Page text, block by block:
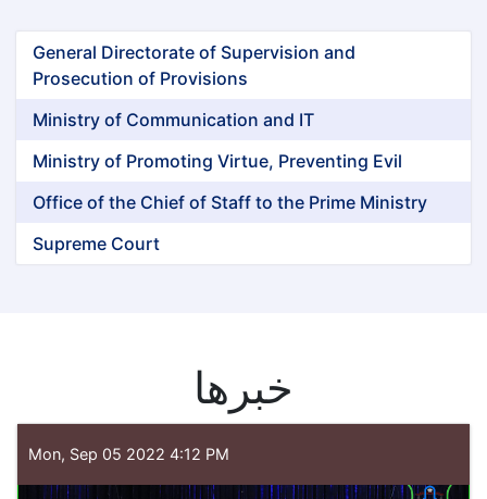
General Directorate of Supervision and
Prosecution of Provisions
Ministry of Communication and IT
Ministry of Promoting Virtue, Preventing Evil
Office of the Chief of Staff to the Prime Ministry
Supreme Court
خبرها
Mon, Sep 05 2022 4:12 PM